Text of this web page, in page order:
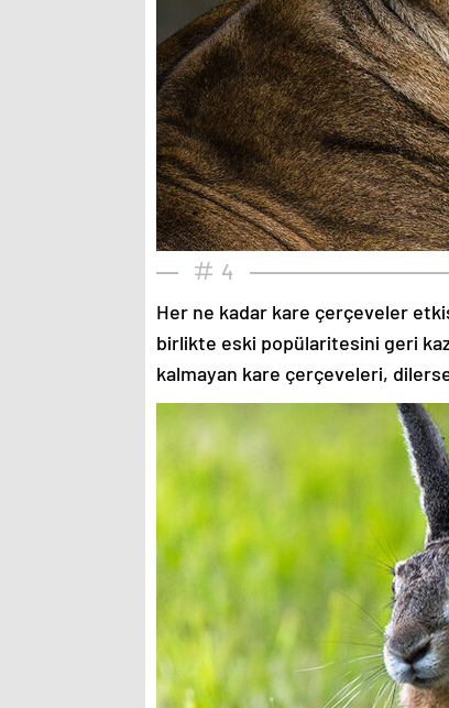
4
Her ne kadar kare çerçeveler
birlikte eski popülaritesini geri
kalmayan kare çerçeveleri,